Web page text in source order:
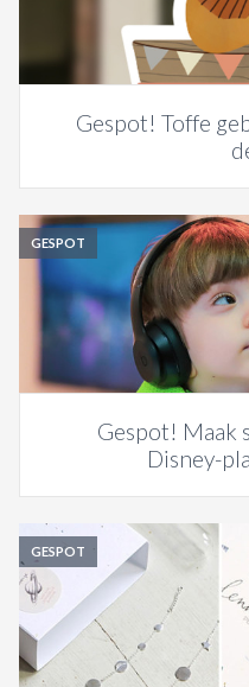
Gespot! Toffe
GESPOT
Gespot! Maak
Disney-
GESPOT